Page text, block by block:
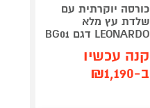
כורסה יוקרתית עם
שלדת עץ מלא
LEONARDO דגם BG01
קנה עכשיו
ב-₪1,190